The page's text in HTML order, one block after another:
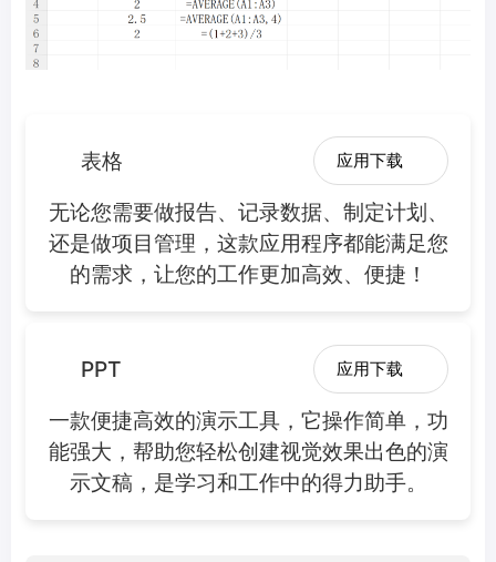
表格 应用下载
无论您需要做报告、记录数据、制定计划、
还是做项目管理，这款应用程序都能满足您
的需求，让您的工作更加高效、便捷！
PPT 应用下载
一款便捷高效的演示工具，它操作简单，功
能强大，帮助您轻松创建视觉效果出色的演
示文稿，是学习和工作中的得力助手。